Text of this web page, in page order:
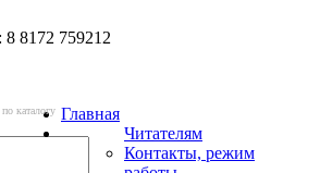
8 8172 759212
каталогу Главная
Читателям
Контакты, режим